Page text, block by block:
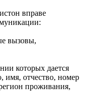
вправе
вызовы,
которых дается
имя, отчество, номер
проживания,